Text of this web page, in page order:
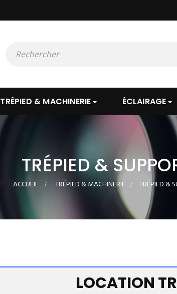
TRÉPIED & MACHINERIE ÉCLAIRAGE
TRÉPIED &
ACCUEIL > TRÉPIED & MACHINERIE > TRÉPIED &
LOCATION